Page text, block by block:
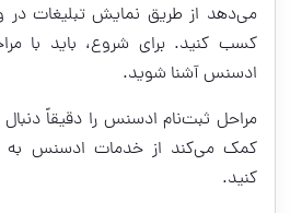
می‌دهد از طریق نمایش تبلیغات در
کسب کنید. برای شروع، باید با
ادسنس آشنا شوید.
مراحل ثبت‌نام ادسنس را دقیقاً
کمک می‌کند از خدمات ادسنس به
کنید.